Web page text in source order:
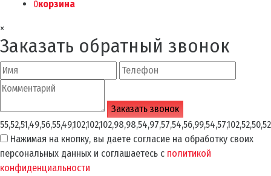
0корзина
×
Заказать обратный звонок
Нажимая на кнопку, вы даете согласие на обработку своих
персональных данных и соглашаетесь с политикой
конфиденциальности